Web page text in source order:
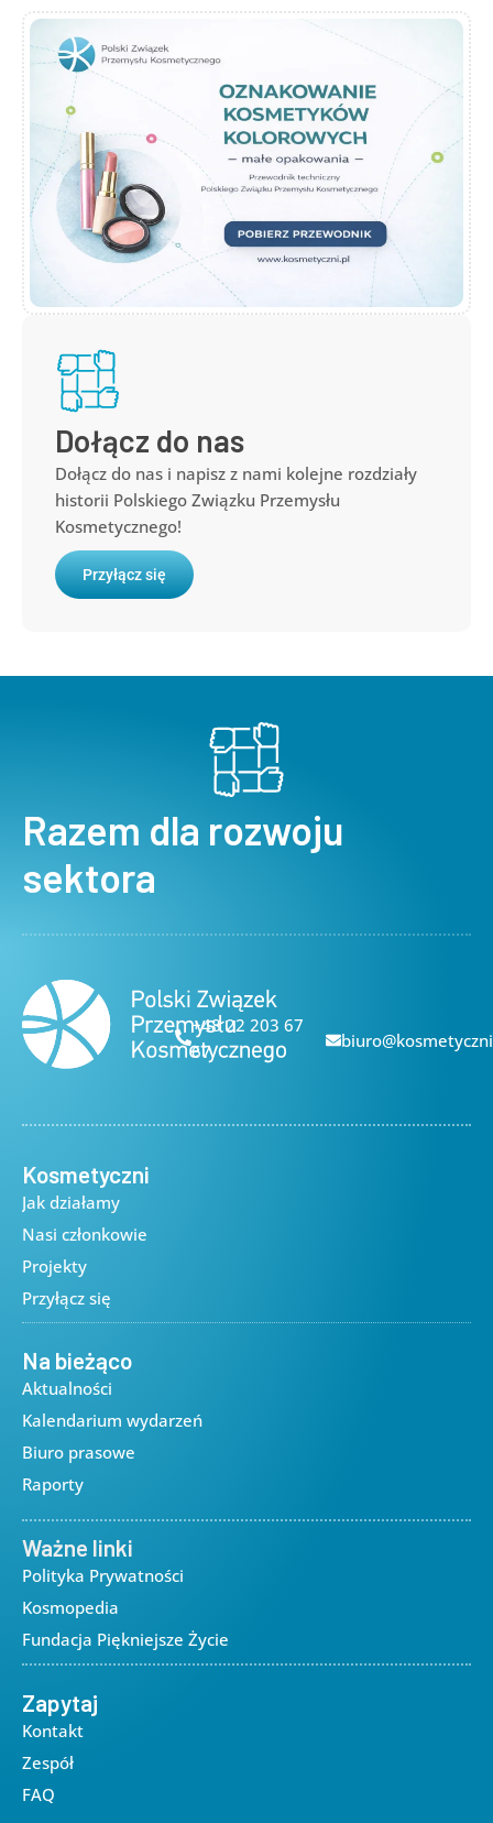
Dołącz do nas
Dołącz do nas i napisz z nami kolejne rozdziały
historii Polskiego Związku Przemysłu
Kosmetycznego!
Przyłącz się
Razem dla rozwoju
sektora
+48 22 203 67
67
Kosmetyczni
Jak działamy
Nasi członkowie
Projekty
Przyłącz się
Na bieżąco
Aktualności
Kalendarium wydarzeń
Biuro prasowe
Raporty
Ważne linki
Polityka Prywatności
Kosmopedia
Fundacja Piękniejsze Życie
Zapytaj
Kontakt
Zespół
FAQ